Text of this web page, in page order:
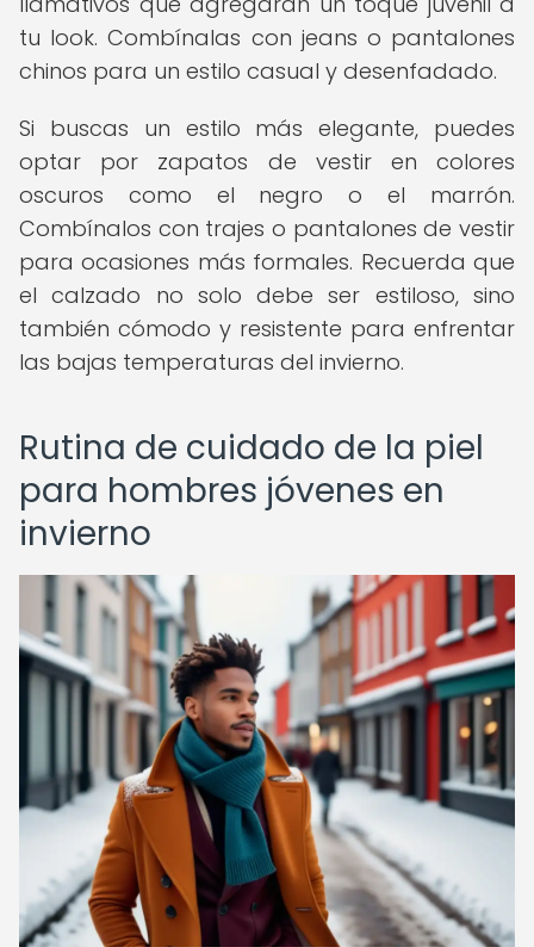
tu look. Combínalas con jeans o pantalones
chinos para un estilo casual y desenfadado.
Si buscas un estilo más elegante, puedes
optar por zapatos de vestir en colores
oscuros como el negro o el marrón.
Combínalos con trajes o pantalones de vestir
para ocasiones más formales. Recuerda que
el calzado no solo debe ser estiloso, sino
también cómodo y resistente para enfrentar
las bajas temperaturas del invierno.
Rutina de cuidado de la piel
para hombres jóvenes en
invierno